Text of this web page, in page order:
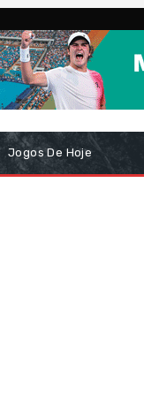
Jogos De Hoje